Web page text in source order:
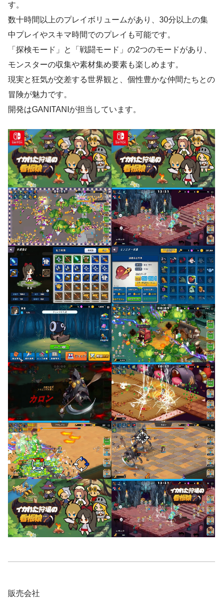
す。
数十時間以上のプレイボリュームがあり、30分以上の集
中プレイやスキマ時間でのプレイも可能です。
「探検モード」と「戦闘モード」の2つのモードがあり、
モンスターの収集や素材集め要素も楽しめます。
現実と狂気が交差する世界観と、個性豊かな仲間たちとの
冒険が魅力です。
開発はGANITANIが担当しています。
販売会社